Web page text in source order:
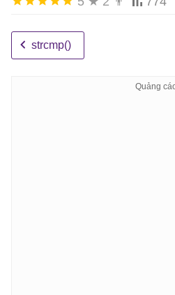
strcmp()